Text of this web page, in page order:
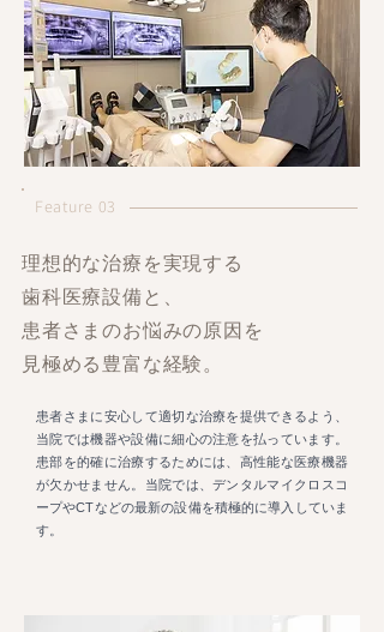
理想的な治療を実現する
歯科医療設備と、
患者さまのお悩みの原因を
見極める豊富な経験。
Feature 03
患者さまに安心して適切な治療を提供できるよう、
当院では機器や設備に細心の注意を払っています。
患部を的確に治療するためには、高性能な医療機器
が欠かせません。当院では、デンタルマイクロスコ
ープやCTなどの最新の設備を積極的に導入していま
す。